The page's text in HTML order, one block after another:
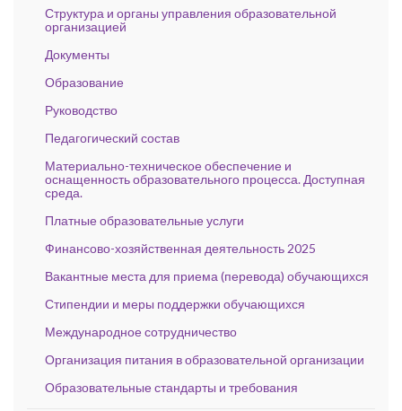
Структура и органы управления образовательной
организацией
Документы
Образование
Руководство
Педагогический состав
Материально-техническое обеспечение и
оснащенность образовательного процесса. Доступная
среда.
Платные образовательные услуги
Финансово-хозяйственная деятельность 2025
Вакантные места для приема (перевода) обучающихся
Стипендии и меры поддержки обучающихся
Международное сотрудничество
Организация питания в образовательной организации
Образовательные стандарты и требования